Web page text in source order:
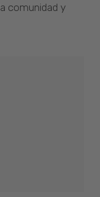
comunidad y